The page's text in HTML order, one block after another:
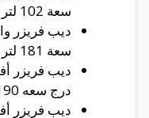
سعة 102 لتر الون سيلفر ( WPVFDF143S )
سعة 181 لتر اللون سيلفر ( WPVF243IX )
درج سعه 190 لتر الون سيلفر WPVF321S